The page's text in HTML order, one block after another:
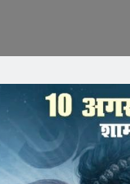
रही सरकार
बनाया माड्यूलर